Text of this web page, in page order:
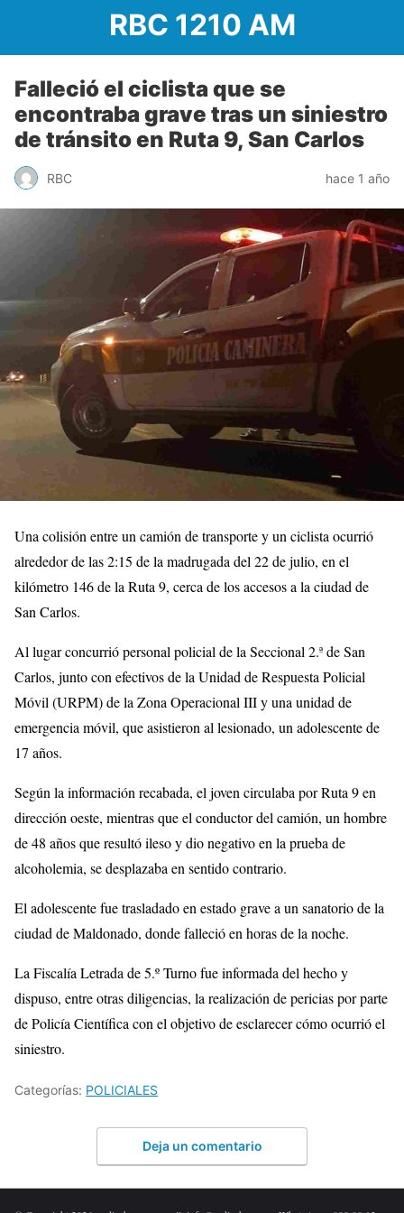
RBC 1210 AM
Falleció el ciclista que se
encontraba grave tras un siniestro
de tránsito en Ruta 9, San Carlos
RBC hace 1 año
Una colisión entre un camión de transporte y un ciclista ocurrió
alrededor de las 2:15 de la madrugada del 22 de julio, en el
kilómetro 146 de la Ruta 9, cerca de los accesos a la ciudad de
San Carlos.
Al lugar concurrió personal policial de la Seccional 2.ª de San
Carlos, junto con efectivos de la Unidad de Respuesta Policial
Móvil (URPM) de la Zona Operacional III y una unidad de
emergencia móvil, que asistieron al lesionado, un adolescente de
17 años.
Según la información recabada, el joven circulaba por Ruta 9 en
dirección oeste, mientras que el conductor del camión, un hombre
de 48 años que resultó ileso y dio negativo en la prueba de
alcoholemia, se desplazaba en sentido contrario.
El adolescente fue trasladado en estado grave a un sanatorio de la
ciudad de Maldonado, donde falleció en horas de la noche.
La Fiscalía Letrada de 5.º Turno fue informada del hecho y
dispuso, entre otras diligencias, la realización de pericias por parte
de Policía Científica con el objetivo de esclarecer cómo ocurrió el
siniestro.
Categorías: POLICIALES
Deja un comentario